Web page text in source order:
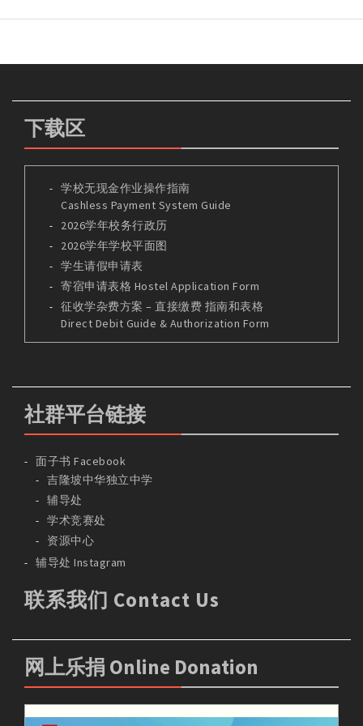
下载区
学校无现金作业操作指南
Cashless Payment System Guide
2026学年校务行政历
2026学年学校平面图
学生请假申请表
寄宿申请表格 Hostel Application Form
征收学杂费方案 – 直接缴费 指南和表格
Direct Debit Guide & Authorization Form
社群平台链接
面子书 Facebook
吉隆坡中华独立中学
辅导处
学术竞赛处
资源中心
辅导处 Instagram
联系我们 Contact Us
网上乐捐 Online Donation